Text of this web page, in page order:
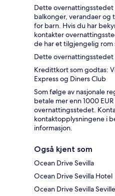
Dette
balkonger, verandaer og
for barn. Hvis du har
kontakter
de har et tilgjengelig rom
Dette
Kredittkort som godtas:
Express og Diners Club
Som følge av nasjonale
betale mer enn 1000
overnattingsstedet.
kontaktopplysningene i
informasjon.
Også kjent som
Ocean Drive Sevilla
Ocean Drive Sevilla Hotel
Ocean Drive Sevilla Seville